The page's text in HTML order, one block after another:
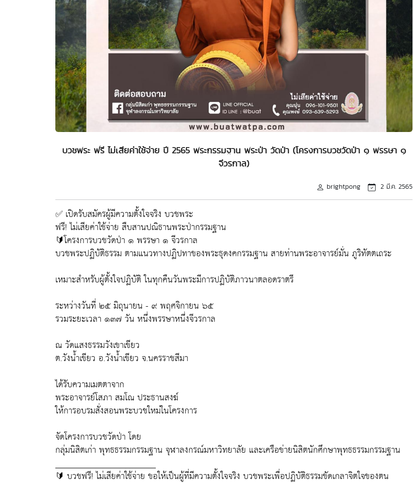
บวชพระ ฟรี ไม่เสียค่าใช้จ่าย ปี 2565 พระกรรมฐาน พระป่า วัดป่า (โครงการบวชวัดป่า ๑ พรรษา ๑
จีวรกาล)
brightpong 2 มี.ค. 2565
✅ เปิดรับสมัครผู้มีความตั้งใจจริง บวชพระ
ฟรี! ไม่เสียค่าใช้จ่าย สืบสานปณิธานพระป่ากรรมฐาน
🔰โครงการบวชวัดป่า ๑ พรรษา ๑ จีวรกาล
บวชพระปฏิบัติธรรม ตามแนวทางปฏิปทาของพระธุดงคกรรมฐาน สายท่านพระอาจารย์มั่น ภูริทัตตเถระ
เหมาะสำหรับผู้ตั้งใจปฏิบัติ ในทุกคืนวันพระมีการปฏิบัติภาวนาตลอดราตรี
ระหว่างวันที่ ๒๕ มิถุนายน - ๙ พฤศจิกายน ๖๕
รวมระยะเวลา ๑๓๗ วัน หนึ่งพรรษาหนึ่งจีวรกาล
ณ วัดแสงธรรมวังเขาเขียว
ต.วังน้ำเขียว อ.วังน้ำเขียว จ.นครราชสีมา
ได้รับความเมตตาจาก
พระอาจารย์โสภา สมโณ ประธานสงฆ์
ให้การอบรมสั่งสอนพระบวชใหม่ในโครงการ
จัดโครงการบวชวัดป่า โดย
กลุ่มนิสิตเก่า พุทธธรรมกรรมฐาน จุฬาลงกรณ์มหาวิทยาลัย และเครือข่ายนิสิตนักศึกษาพุทธธรรมกรรมฐาน
🔰 บวชฟรี! ไม่เสียค่าใช้จ่าย ขอให้เป็นผู้ที่มีความตั้งใจจริง บวชพระเพื่อปฏิบัติธรรมขัดเกลาจิตใจของตน